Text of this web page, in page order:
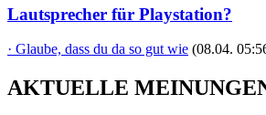
Lautsprecher für Playstation?
· Glaube, dass du da so gut wie (08.04.
AKTUELLE